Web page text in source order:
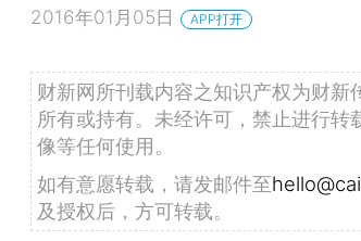
2016年01月05日 APP打开
财新网所刊载内容之知识产权为财新
所有或持有。未经许可，禁止进行转
像等任何使用。
如有意愿转载，请发邮件至
及授权后，方可转载。